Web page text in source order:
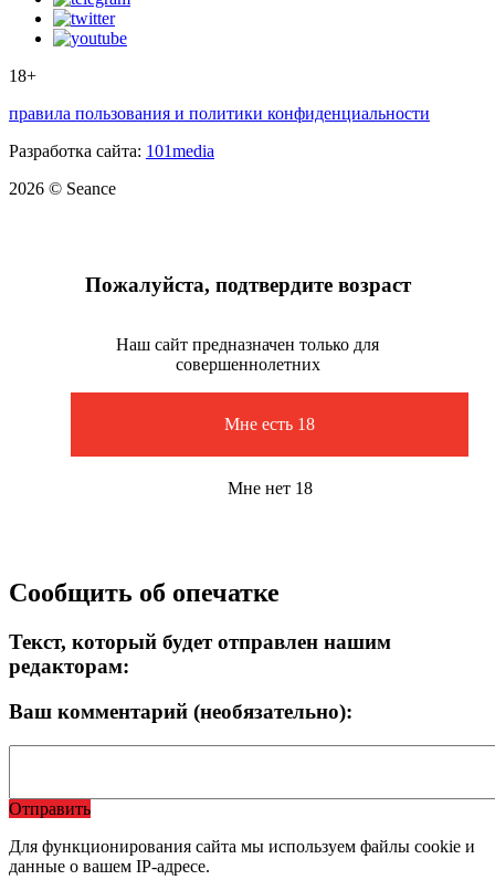
18+
правила пользования и политики конфиденциальности
Разработка сайта: 101media
2026 © Seance
Пожалуйста, подтвердите возраст
Наш сайт предназначен только для
совершеннолетних
Мне есть 18
Мне нет 18
Сообщить об опечатке
Текст, который будет отправлен нашим
редакторам:
Ваш комментарий (необязательно):
Отправить
Для функционирования сайта мы используем файлы cookie и
данные о вашем IP-адресе.